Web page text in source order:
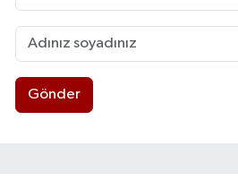
Gönder